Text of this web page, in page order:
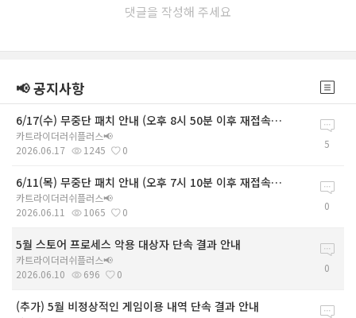
댓글을 작성해 주세요
📢 공지사항
6/17(수) 무중단 패치 안내 (오후 8시 50분 이후 재접속 시 적용)
카트라이더러쉬플러스📢
2026.06.17
5
1245 0
6/11(목) 무중단 패치 안내 (오후 7시 10분 이후 재접속 시 적용)
카트라이더러쉬플러스📢
2026.06.11
0
1065 0
5월 스토어 프로세스 악용 대상자 단속 결과 안내
카트라이더러쉬플러스📢
2026.06.10
0
696 0
(추가) 5월 비정상적인 게임이용 내역 단속 결과 안내